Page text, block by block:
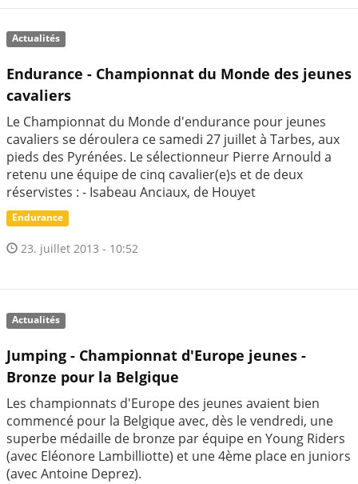
Actualités
Endurance - Championnat du Monde des jeunes
cavaliers
Le Championnat du Monde d'endurance pour jeunes
cavaliers se déroulera ce samedi 27 juillet à Tarbes, aux
pieds des Pyrénées. Le sélectionneur Pierre Arnould a
retenu une équipe de cinq cavalier(e)s et de deux
réservistes : - Isabeau Anciaux, de Houyet
Endurance
23. juillet 2013 - 10:52
Actualités
Jumping - Championnat d'Europe jeunes -
Bronze pour la Belgique
Les championnats d'Europe des jeunes avaient bien
commencé pour la Belgique avec, dès le vendredi, une
superbe médaille de bronze par équipe en Young Riders
(avec Eléonore Lambilliotte) et une 4ème place en juniors
(avec Antoine Deprez).